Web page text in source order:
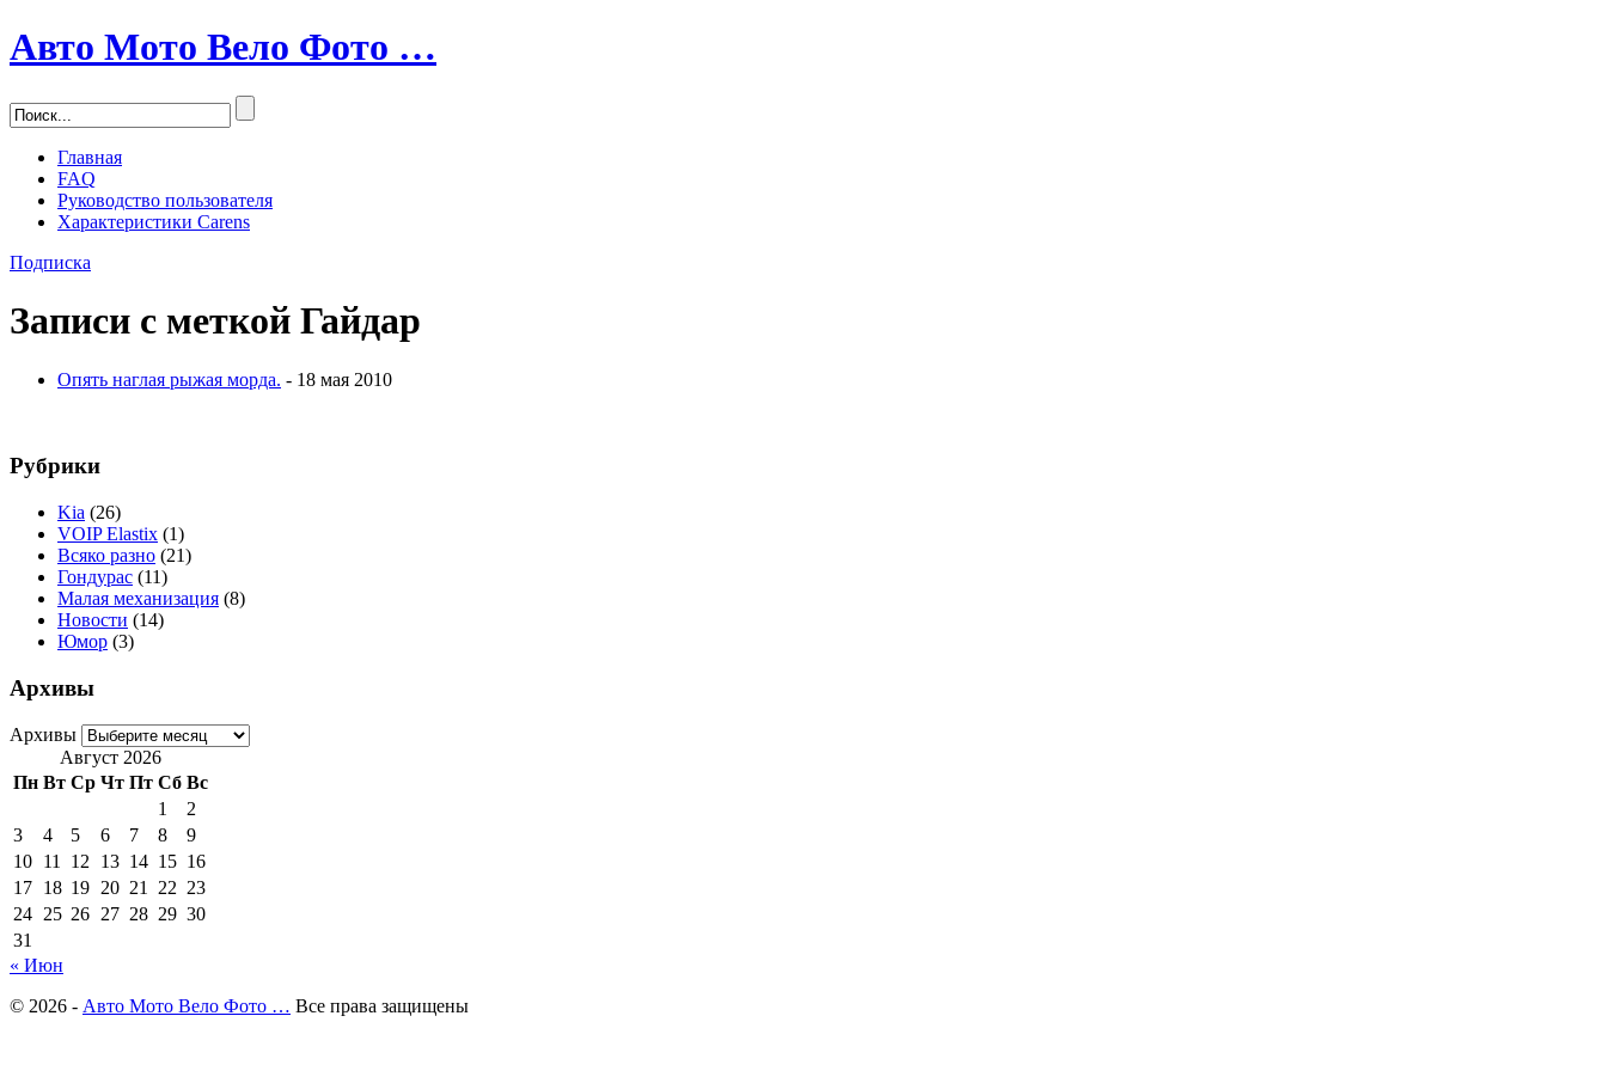
Авто Мото Вело Фото …
Главная
FAQ
Руководство пользователя
Характеристики Carens
Подписка
Записи с меткой Гайдар
Опять наглая рыжая морда. - 18 мая 2010
Рубрики
Kia (26)
VOIP Elastix (1)
Всяко разно (21)
Гондурас (11)
Малая механизация (8)
Новости (14)
Юмор (3)
Архивы
Архивы
Август 2026
Пн Вт Ср Чт Пт Сб Вс
1
2
3
4 5 6 7 8
9
10 11 12 13 14 15 16
17 18 19 20 21 22 23
24 25 26 27 28 29 30
31
« Июн
© 2026 - Авто Мото Вело Фото … Все права защищены